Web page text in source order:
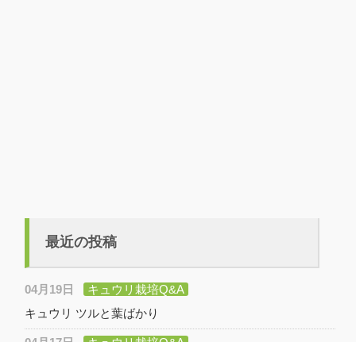
最近の投稿
04月19日
キュウリ栽培Q&A
キュウリ ツルと葉ばかり